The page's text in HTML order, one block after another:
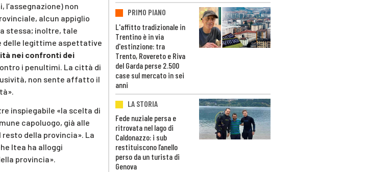
non
alcun appiglio
stessa; inoltre, tale
delle legittime aspettative
nei confronti dei
i penultimi. La città di
non sente affatto il
inspiegabile «la scelta di
capoluogo, già alle
della provincia». La
Itea ha alloggi
provincia».
PRIMO PIANO
L'affitto tradizionale in
Trentino è in via
d'estinzione: tra
Trento, Rovereto e Riva
del Garda perse 2.500
case sul mercato in sei
anni
LA STORIA
Fede nuziale persa e
ritrovata nel lago di
Caldonazzo: i sub
restituiscono l’anello
perso da un turista di
Genova